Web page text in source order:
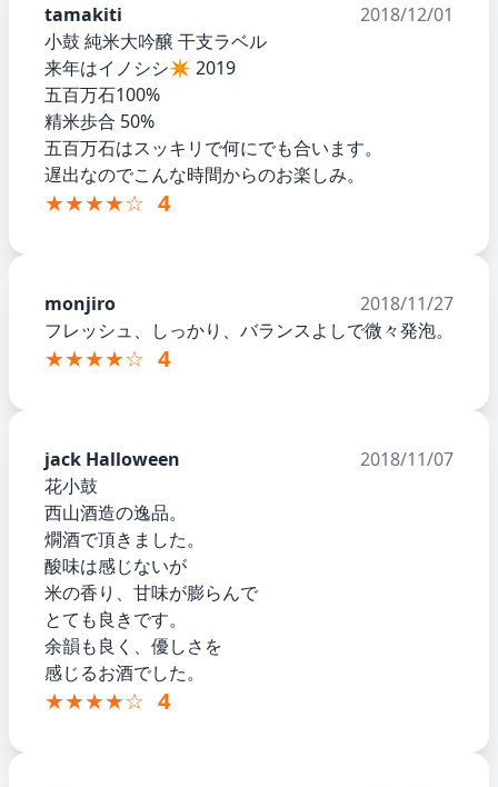
tamakiti
2018/12/01
小鼓 純米大吟醸 干支ラベル
来年はイノシシ✴︎ 2019
五百万石100%
精米歩合 50%
五百万石はスッキリで何にでも合います。
遅出なのでこんな時間からのお楽しみ。
★★★★☆ 4
monjiro
2018/11/27
フレッシュ、しっかり、バランスよしで微々発泡。
★★★★☆ 4
jack Halloween
2018/11/07
花小鼓
西山酒造の逸品。
燗酒で頂きました。
酸味は感じないが
米の香り、甘味が膨らんで
とても良きです。
余韻も良く、優しさを
感じるお酒でした。
★★★★☆ 4